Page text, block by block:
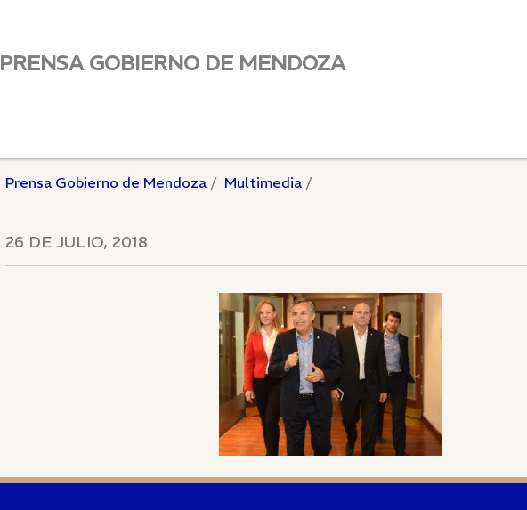
PRENSA GOBIERNO DE MENDOZA
Prensa Gobierno de Mendoza Multimedia
26 DE JULIO, 2018